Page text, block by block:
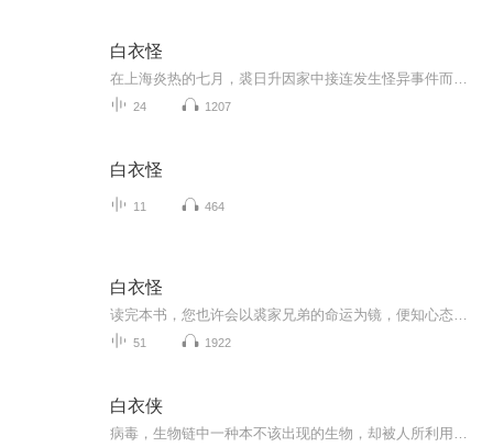
白衣怪
24 1207
白衣怪
11 464
白衣怪
51 1922
白衣侠